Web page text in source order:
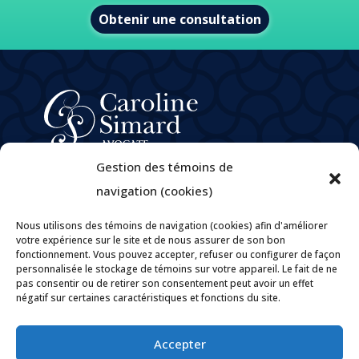
Gestion des témoins de
navigation (cookies)
Nous utilisons des témoins de navigation (cookies) afin d'améliorer
votre expérience sur le site et de nous assurer de son bon
fonctionnement. Vous pouvez accepter, refuser ou configurer de façon
personnalisée le stockage de témoins sur votre appareil. Le fait de ne
pas consentir ou de retirer son consentement peut avoir un effet
négatif sur certaines caractéristiques et fonctions du site.
Accepter
Obtenir une consultation
Domaines de pratique
Carrières
Politique de confidentialité
Politiques et pratiques encadrant la gouvernance des
renseignements personnels
Contact